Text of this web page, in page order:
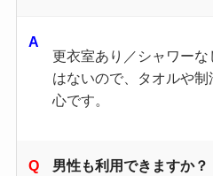
更衣室あり／シャワー
はないので、タオルや
心です。
男性も利用できますか？